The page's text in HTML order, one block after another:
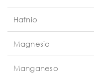
Hafnio
Magnesio
Manganeso